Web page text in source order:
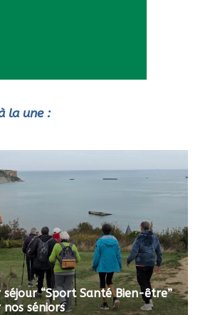
la une :
séjour “Sport Santé Bien-être”
séniors